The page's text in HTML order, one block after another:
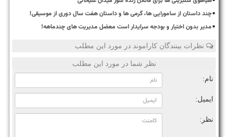
چند داستان از سامورایی ها، گرمی ها و داستان هفت سال دوری از موسیقی!
مدیر بدون اختیار و بودجه سرایدار است معضل مدیریت های چندماهه!
نظرات بینندگان کاراموند در مورد این مطلب
نظر شما در مورد این مطلب
نام:
ایمیل:
نظر: